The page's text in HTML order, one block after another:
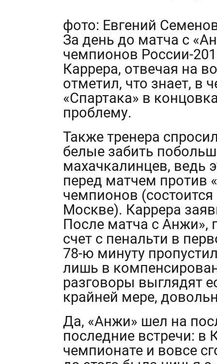
фото: Евгений
За день до матча с
чемпионов России-
Каррера, отвечая на
отметил, что знает, в
«Спартака» в
проблему.
Также тренера
белые забить
махачкалинцев, ведь
перед матчем против
чемпионов (состоится
Москве). Каррера
После матча с Анжи»,
счет с пенальти в
78-ю минуту
лишь в
разговоры выглядят
крайней мере,
Да, «Анжи» шел на
последние встречи: в
чемпионате и вовсе